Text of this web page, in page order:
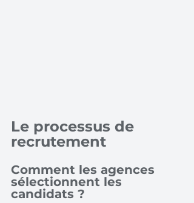
Le processus de
recrutement
Comment les agences
sélectionnent les
candidats ?